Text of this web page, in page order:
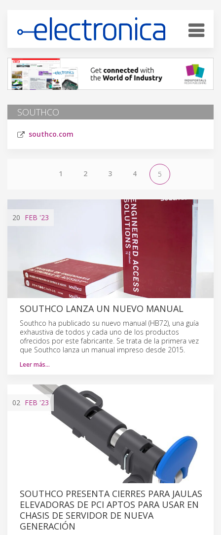
SOUTHCO
southco.com
1 2 3 4 5
20 FEB '23
SOUTHCO LANZA UN NUEVO MANUAL
Southco ha publicado su nuevo manual (HB72), una guía
exhaustiva de todos y cada uno de los productos
ofrecidos por este fabricante. Se trata de la primera vez
que Southco lanza un manual impreso desde 2015.
Leer más…
02 FEB '23
SOUTHCO PRESENTA CIERRES PARA JAULAS
ELEVADORAS DE PCI APTOS PARA USAR EN
CHASIS DE SERVIDOR DE NUEVA
GENERACIÓN